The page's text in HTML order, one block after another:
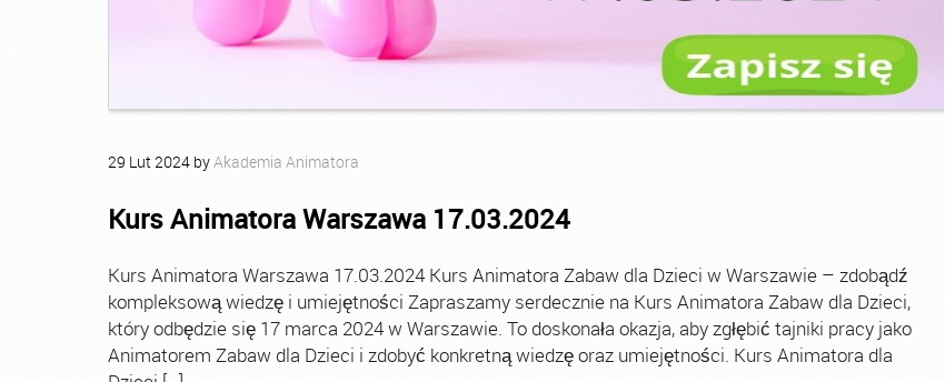
29 Lut2024 byAkademia Animatora
Kurs Animatora Warszawa 17.03.2024
Kurs Animatora Warszawa 17.03.2024 Kurs Animatora Zabaw dla Dzieci w Warszawie – zdobądź
kompleksową wiedzę i umiejętności Zapraszamy serdecznie na Kurs Animatora Zabaw dla Dzieci,
który odbędzie się 17 marca 2024 w Warszawie. To doskonała okazja, aby zgłębić tajniki pracy jako
Animatorem Zabaw dla Dzieci i zdobyć konkretną wiedzę oraz umiejętności. Kurs Animatora dla